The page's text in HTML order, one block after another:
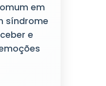
em
síndrome
e